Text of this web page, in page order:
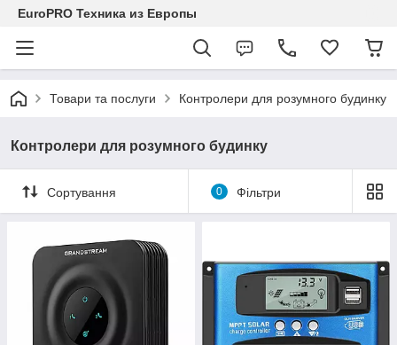
EuroPRO Техника из Европы
Товари та послуги Контролери для розумного будинку
Контролери для розумного будинку
Сортування 0 Фільтри